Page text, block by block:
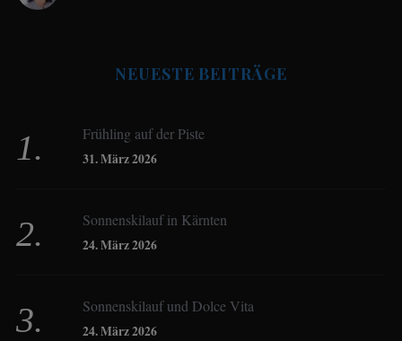
Birgit Werner
Christoph Schrahe
NEUESTE BEITRÄGE
Frühling auf der Piste
31. März 2026
Sonnenskilauf in Kärnten
24. März 2026
Sonnenskilauf und Dolce Vita
24. März 2026